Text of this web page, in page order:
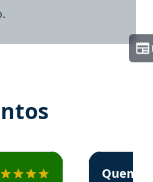
o Aprova Concursos em
Estudante
Quem